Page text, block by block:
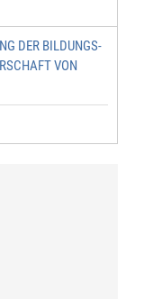
DER BILDUNGS-
VON